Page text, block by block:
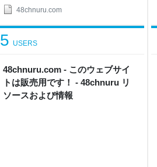
48chnuru.com
48chnuru.com - このウェブサイ
トは販売用です！ - 48chnuru リ
ソースおよび情報
5 USERS